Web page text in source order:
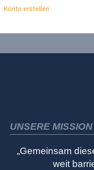
Konto erstellen
UNSERE MISSION
„Gemeinsam
weit